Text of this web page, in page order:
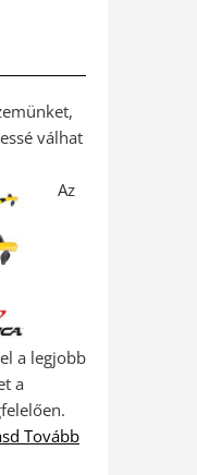
válhat
Az
a legjobb
a
Tovább